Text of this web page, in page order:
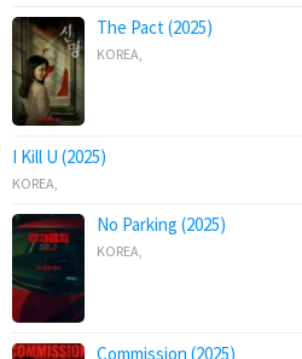
The Pact (2025)
KOREA
I Kill U (2025)
KOREA
No Parking (2025)
KOREA
Commission (2025)